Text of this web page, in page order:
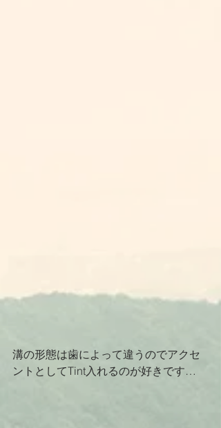
溝の形態は歯によって違うのでアクセ
ントとしてTint入れるのが好きです…